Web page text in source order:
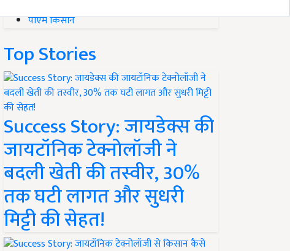
पीएम किसान
Top Stories
Success Story: जायडेक्स की
जायटॉनिक टेक्नोलॉजी ने
बदली खेती की तस्वीर, 30%
तक घटी लागत और सुधरी
मिट्टी की सेहत!